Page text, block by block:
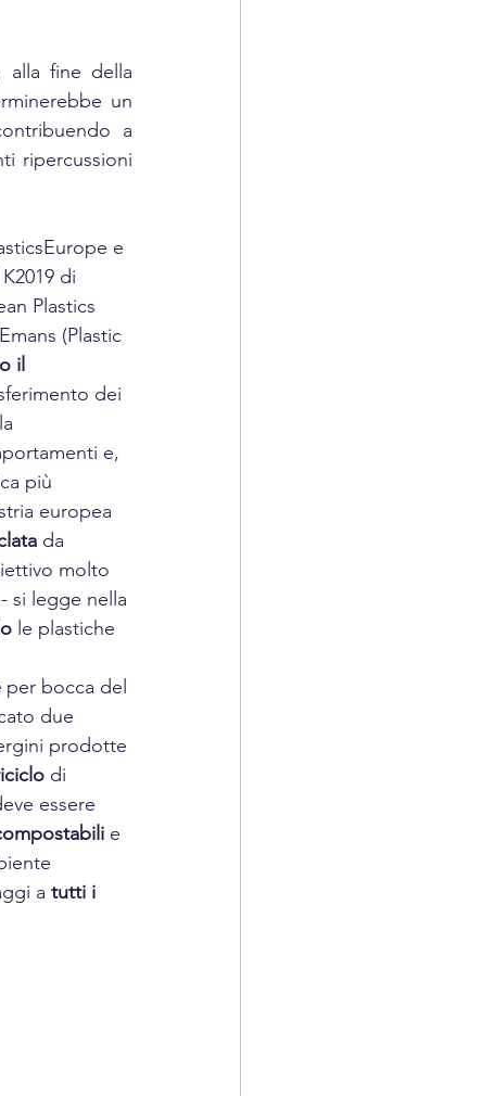
fine della
a
ripercussioni
e
di
Plastics
(Plastic
il
dei
e,
più
europea
da
molto
si legge nella
le plastiche
per bocca del
due
prodotte
di
essere
e
a tutti i